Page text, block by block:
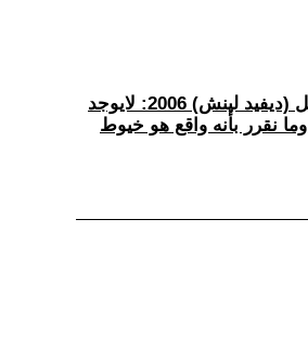
(37) امبراطورية الداخل (ديفيد لينش) 2006: لايوجد
نقرر بأنه واقع هو خيوط